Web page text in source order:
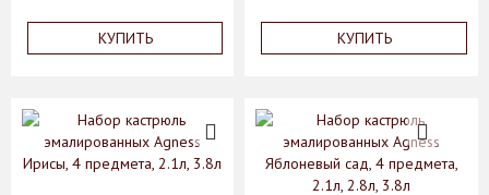
КУПИТЬ КУПИТЬ